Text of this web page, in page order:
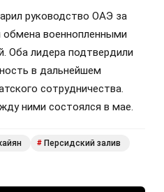
руководство ОАЭ за
обмена военнопленными
Оба лидера подтвердили
в дальнейшем
сотрудничества.
ними состоялся в мае.
# Персидский залив